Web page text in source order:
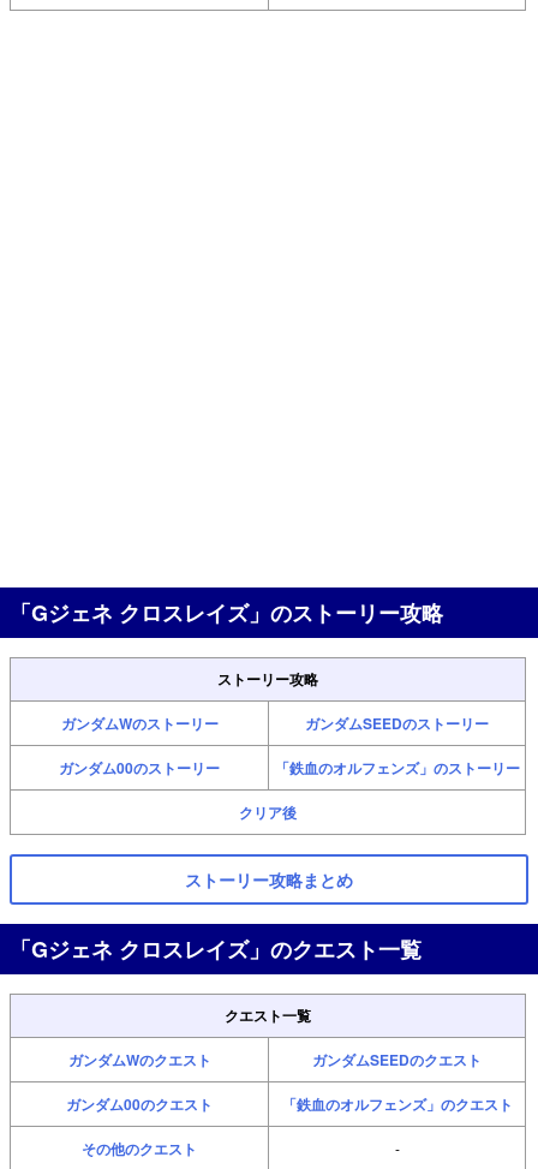
「Gジェネ クロスレイズ」のストーリー攻略
ストーリー攻略
ガンダムWのストーリー ガンダムSEEDのストーリー
ガンダム00のストーリー 「鉄血のオルフェンズ」のストーリー
クリア後
ストーリー攻略まとめ
「Gジェネ クロスレイズ」のクエスト一覧
クエスト一覧
ガンダムWのクエスト ガンダムSEEDのクエスト
ガンダム00のクエスト 「鉄血のオルフェンズ」のクエスト
その他のクエスト -